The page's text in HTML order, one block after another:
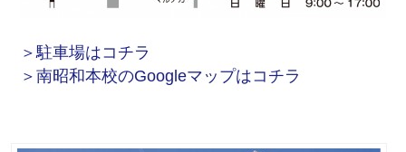
＞駐車場はコチラ
＞南昭和本校のGoogleマップはコチラ